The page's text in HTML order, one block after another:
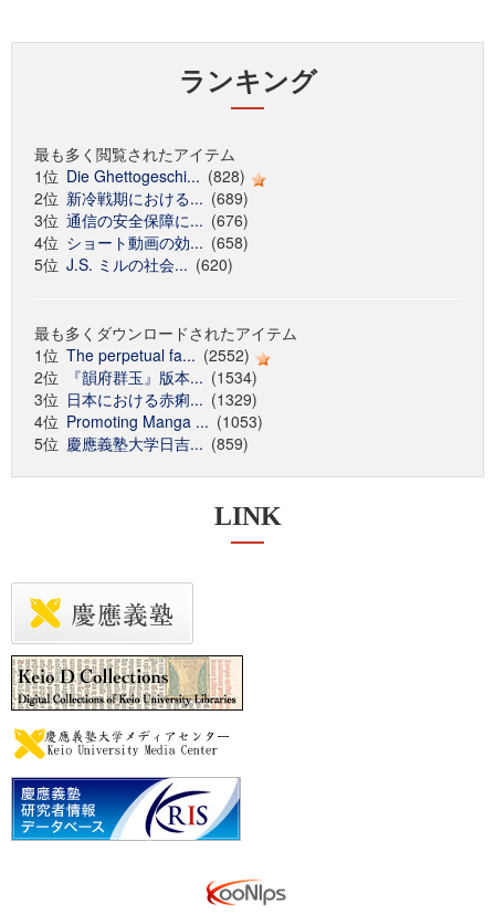
ランキング
最も多く閲覧されたアイテム
1位 Die Ghettogeschi... (828)
2位 新冷戦期における... (689)
3位 通信の安全保障に... (676)
4位 ショート動画の効... (658)
5位 J.S. ミルの社会... (620)
最も多くダウンロードされたアイテム
1位 The perpetual fa... (2552)
2位
『韻府群玉』版本... (1534)
3位 日本における赤痢... (1329)
4位 Promoting Manga ... (1053)
5位 慶應義塾大学日吉... (859)
LINK